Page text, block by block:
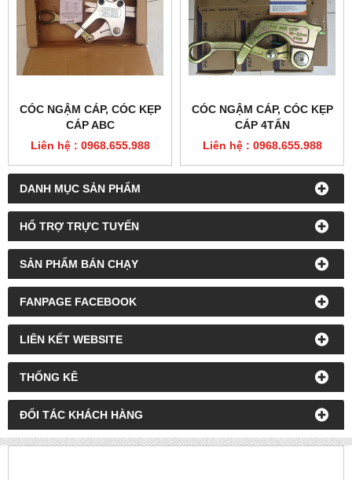
DANH MỤC SẢN PHẨM
HỔ TRỢ TRỰC TUYẾN
SẢN PHẨM BÁN CHẠY
FANPAGE FACEBOOK
LIÊN KẾT WEBSITE
THỐNG KÊ
ĐỐI TÁC KHÁCH HÀNG
CÓC NGẬM CÁP, CÓC KẸP
CÁP ABC
Liên hệ : 0968.655.988
CÓC NGẬM CÁP, CÓC KẸP
CÁP 4TẤN
Liên hệ : 0968.655.988